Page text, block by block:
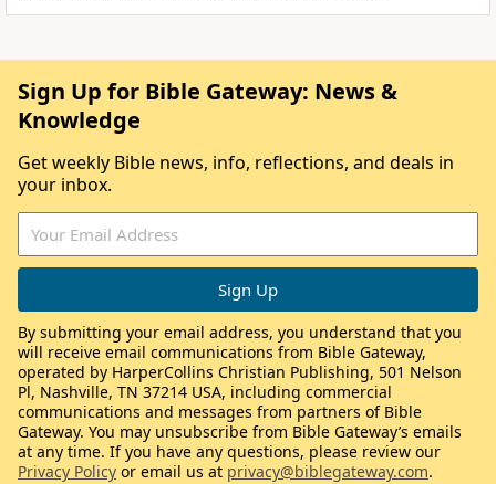
Sign Up for Bible Gateway: News &
Knowledge
Get weekly Bible news, info, reflections, and deals in
your inbox.
By submitting your email address, you understand that you
will receive email communications from Bible Gateway,
operated by HarperCollins Christian Publishing, 501 Nelson
Pl, Nashville, TN 37214 USA, including commercial
communications and messages from partners of Bible
Gateway. You may unsubscribe from Bible Gateway’s emails
at any time. If you have any questions, please review our
Privacy Policy or email us at privacy@biblegateway.com.